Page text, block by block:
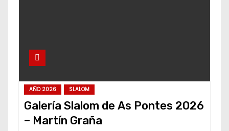
AÑO 2026 SLALOM
Galería Slalom de As Pontes 2026
– Martín Graña